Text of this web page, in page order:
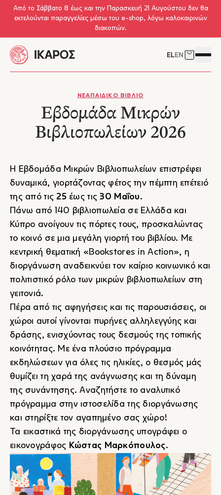
Skip to main content
Από το Σάββατο 8 έως και την Παρασκευή 21 Αυγούστου δεν θα
εκτελούνται παραγγελίες μέσω του e-shop, λόγω καλοκαιρινών
διακοπών.
ELEN Δείτε το
ΝΕΑ ΠΑΙΔΙΚΟ ΒΙΒΛΙΟ
Εβδομάδα Μικρών
Βιβλιοπωλείων 2026
Η Εβδομάδα Μικρών Βιβλιοπωλείων επιστρέφει
δυναμικά, γιορτάζοντας φέτος την πέμπτη επέτειό
της από τις 25έως τις30 Μαΐου.
Πάνω από 140 βιβλιοπωλεία σε Ελλάδα και
Κύπρο ανοίγουν τις πόρτες τους, προσκαλώντας
το κοινό σε μια μεγάλη γιορτή του βιβλίου. Με
κεντρική θεματική «Bookstores in Action», η
διοργάνωση αναδεικνύει τον καίριο κοινωνικό και
πολιτιστικό ρόλο των μικρών βιβλιοπωλείων στη
γειτονιά.
Πέρα από τις αφηγήσεις και τις παρουσιάσεις, οι
χώροι αυτοί γίνονται πυρήνες αλληλεγγύης και
δράσης, ενισχύοντας τους δεσμούς της τοπικής
κοινότητας. Με ένα πλούσιο πρόγραμμα
εκδηλώσεων για όλες τις ηλικίες, ο θεσμός μάς
θυμίζει τη χαρά της ανάγνωσης και τη δύναμη
της συνάντησης.Αναζητήστε το αναλυτικό
πρόγραμμα στην ιστοσελίδα της διοργάνωσης
και στηρίξτε τον αγαπημένο σας χώρο!
Τα εικαστικά της διοργάνωσης υπογράφει ο
εικονογράφος Κώστας Μαρκόπουλος.